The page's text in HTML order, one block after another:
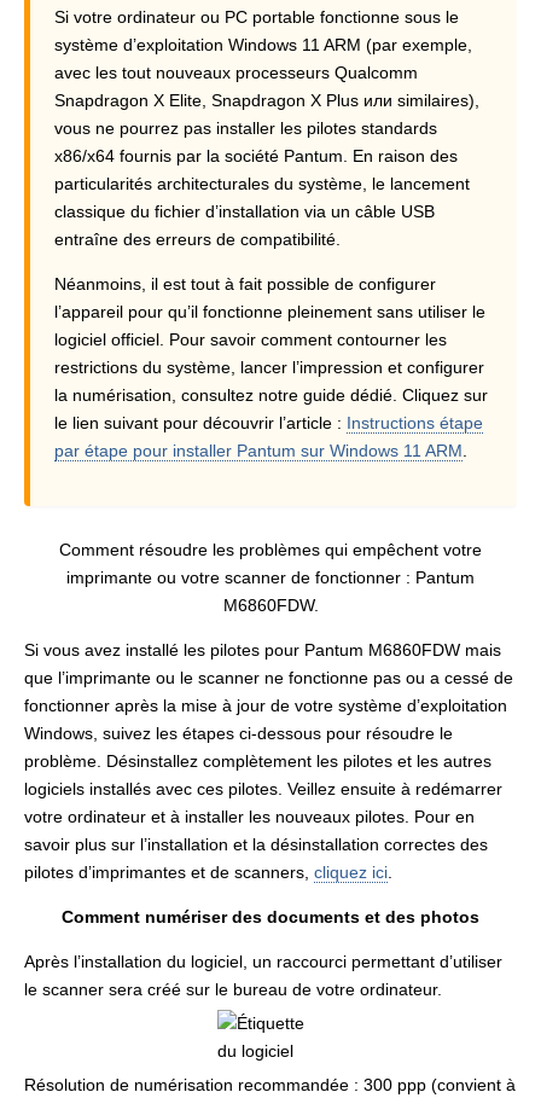
Si votre ordinateur ou PC portable fonctionne sous le
système d’exploitation Windows 11 ARM (par exemple,
avec les tout nouveaux processeurs Qualcomm
Snapdragon X Elite, Snapdragon X Plus или similaires),
vous ne pourrez pas installer les pilotes standards
x86/x64 fournis par la société Pantum. En raison des
particularités architecturales du système, le lancement
classique du fichier d’installation via un câble USB
entraîne des erreurs de compatibilité.
Néanmoins, il est tout à fait possible de configurer
l’appareil pour qu’il fonctionne pleinement sans utiliser le
logiciel officiel. Pour savoir comment contourner les
restrictions du système, lancer l’impression et configurer
la numérisation, consultez notre guide dédié. Cliquez sur
le lien suivant pour découvrir l’article : Instructions étape
par étape pour installer Pantum sur Windows 11 ARM
Comment résoudre les problèmes qui empêchent votre
imprimante ou votre scanner de fonctionner : Pantum
M6860FDW.
Si vous avez installé les pilotes pour Pantum M6860FDW mais
que l’imprimante ou le scanner ne fonctionne pas ou a cessé de
fonctionner après la mise à jour de votre système d’exploitation
Windows, suivez les étapes ci-dessous pour résoudre le
problème. Désinstallez complètement les pilotes et les autres
logiciels installés avec ces pilotes. Veillez ensuite à redémarrer
votre ordinateur et à installer les nouveaux pilotes. Pour en
savoir plus sur l’installation et la désinstallation correctes des
pilotes d’imprimantes et de scanners, cliquez ici
Comment numériser des documents et des photos
Après l’installation du logiciel, un raccourci permettant d’utiliser
le scanner sera créé sur le bureau de votre ordinateur.
Résolution de numérisation recommandée : 300 ppp (convient à